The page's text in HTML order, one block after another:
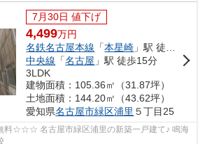
7月30日 値下げ
4,499万円
名鉄名古屋本線 「本星崎 」駅 徒歩10分
中央線 「名古屋 」駅 徒歩15分
3LDK
建物面積：105.36㎡（31.87坪）
土地面積：144.20㎡（43.62坪）
愛知県名古屋市緑区浦里 ５丁目25
☆☆☆ 名古屋市緑区浦里の新築一戸建て♪ 鳴海